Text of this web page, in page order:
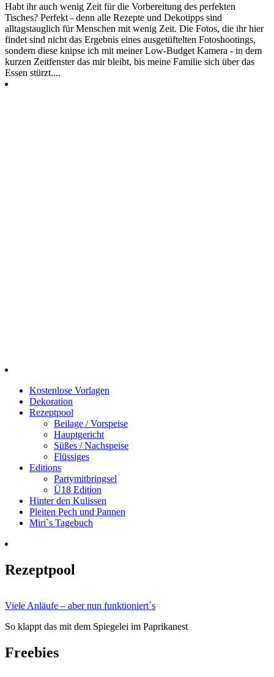
Habt ihr auch wenig Zeit für die Vorbereitung des perfekten
Tisches? Perfekt - denn alle Rezepte und Dekotipps sind
alltagstauglich für Menschen mit wenig Zeit. Die Fotos, die ihr hier
findet sind nicht das Ergebnis eines ausgetüftelten Fotoshootings,
sondern diese knipse ich mit meiner Low-Budget Kamera - in dem
kurzen Zeitfenster das mir bleibt, bis meine Familie sich über das
Essen stürzt....
Kostenlose Vorlagen
Dekoration
Rezeptpool
Beilage / Vorspeise
Hauptgericht
Süßes / Nachspeise
Flüssiges
Editions
Partymitbringsel
Ü18 Edition
Hinter den Kulissen
Pleiten Pech und Pannen
Miri`s Tagebuch
Rezeptpool
Viele Anläufe – aber nun funktioniert´s
So klappt das mit dem Spiegelei im Paprikanest
Freebies